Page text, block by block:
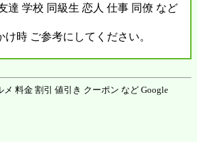
達 学校 同級生 恋人 仕事 同僚 など
時 ご参考にしてください。
メ 料金 割引 値引き クーポン など Google